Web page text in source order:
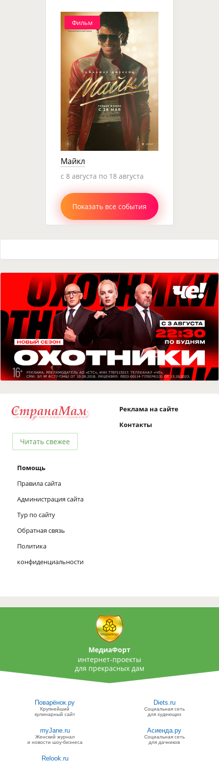
Фильм
Майкл
c 8 августа по 18 августа
Показать все события
Читать свежее
Реклама на сайте
Контакты
Помощь
Правила сайта
Администрация сайта
Тур по сайту
Обратная связь
Политика
конфиденциальности
МедиаФорт
интернет-проекты
для прекрасных дам
Поварёнок.ру
Крупнейший
кулинарный сайт
Diets.ru
Социальная сеть
для худеющих
myJane.ru
Женский журнал
и новости шоу-бизнеса
Асиенда.ру
Социальная сеть
для дачников
Relook.ru